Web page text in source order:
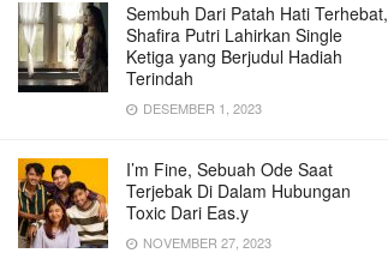
Sembuh Dari Patah Hati Terhebat,
Shafira Putri Lahirkan Single
Ketiga yang Berjudul Hadiah
Terindah
DESEMBER 1, 2023
I’m Fine, Sebuah Ode Saat
Terjebak Di Dalam Hubungan
Toxic Dari Eas.y
NOVEMBER 27, 2023